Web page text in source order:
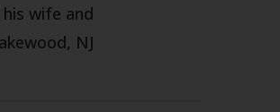
wife and
NJ.